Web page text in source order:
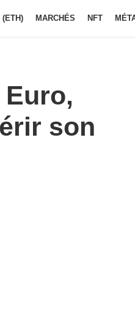
(ETH) MARCHÉS NFT
son